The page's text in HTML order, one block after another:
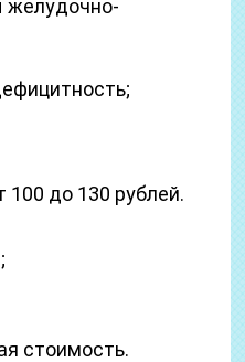
желудочно-
до 130 рублей.
стоимость.